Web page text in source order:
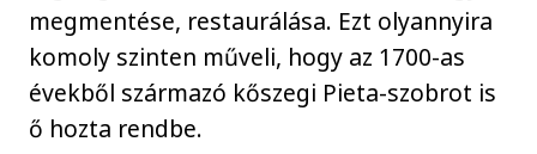
megmentése, restaurálása. Ezt olyannyira
komoly szinten műveli, hogy az 1700-as
évekből származó kőszegi Pieta-szobrot is
ő hozta rendbe.